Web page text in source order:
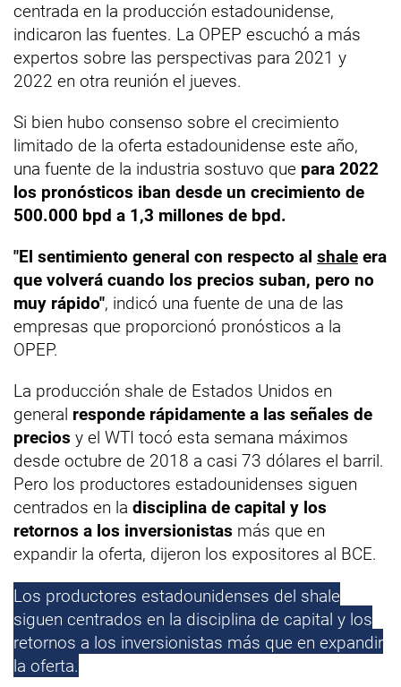
centrada en la producción estadounidense,
indicaron las fuentes. La OPEP escuchó a más
expertos sobre las perspectivas para 2021 y
2022 en otra reunión el jueves.
Si bien hubo consenso sobre el crecimiento
limitado de la oferta estadounidense este año,
una fuente de la industria sostuvo que para 2022
los pronósticos iban desde un crecimiento de
500.000 bpd a 1,3 millones de bpd.
"El sentimiento general con respecto al shale era
que volverá cuando los precios suban, pero no
muy rápido", indicó una fuente de una de las
empresas que proporcionó pronósticos a la
OPEP.
La producción shale de Estados Unidos en
general responde rápidamente a las señales de
precios y el WTI tocó esta semana máximos
desde octubre de 2018 a casi 73 dólares el barril.
Pero los productores estadounidenses siguen
centrados en la disciplina de capital y los
retornos a los inversionistas más que en
expandir la oferta, dijeron los expositores al BCE.
Los productores estadounidenses del shale
siguen centrados en la disciplina de capital y los
retornos a los inversionistas más que en expandir
la oferta.